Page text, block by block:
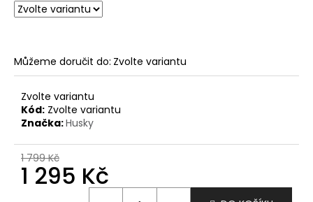
Můžeme doručit do: Zvolte variantu
Zvolte variantu
Kód: Zvolte variantu
Značka:Husky
1 799 Kč
1 295 Kč
D
o
p
o
u
č
u